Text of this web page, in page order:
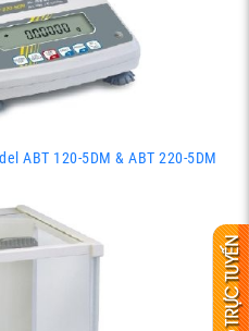
ABT 120-5DM & ABT 220-5DM